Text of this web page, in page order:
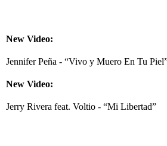
New Video:
Jennifer Peña - “Vivo y Muero En Tu
New Video:
Jerry Rivera feat. Voltio - “Mi Libertad”